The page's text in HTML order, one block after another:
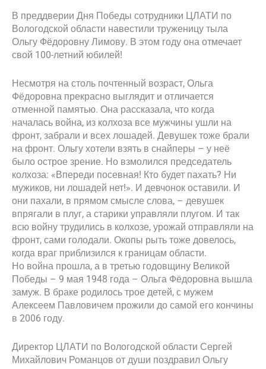
В преддверии Дня Победы сотрудники ЦЛАТИ по
Вологодской области навестили труженицу тыла
Ольгу Фёдоровну Лимову. В этом году она отмечает
свой 100-летний юбилей!
Несмотря на столь почтенный возраст, Ольга
Фёдоровна прекрасно выглядит и отличается
отменной памятью. Она рассказала, что когда
началась война, из колхоза все мужчины ушли на
фронт, забрали и всех лошадей. Девушек тоже брали
на фронт. Ольгу хотели взять в снайперы – у неё
было острое зрение. Но взмолился председатель
колхоза: «Впереди посевная! Кто будет пахать? Ни
мужиков, ни лошадей нет!». И девчонок оставили. И
они пахали, в прямом смысле слова, – девушек
впрягали в плуг, а старики управляли плугом. И так
всю войну трудились в колхозе, урожай отправляли на
фронт, сами голодали. Окопы рыть тоже довелось,
когда враг приблизился к границам области.
Но война прошла, а в третью годовщину Великой
Победы – 9 мая 1948 года – Ольга Фёдоровна вышла
замуж. В браке родилось трое детей, с мужем
Алексеем Павловичем прожили до самой его кончины
в 2006 году.
Директор ЦЛАТИ по Вологодской области Сергей
Михайлович Романцов от души поздравил Ольгу